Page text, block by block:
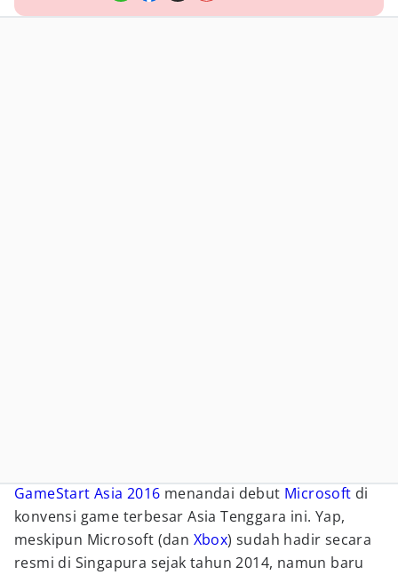
GameStart Asia 2016 menandai debut Microsoft di
konvensi game terbesar Asia Tenggara ini. Yap,
meskipun Microsoft (dan Xbox) sudah hadir secara
resmi di Singapura sejak tahun 2014, namun baru